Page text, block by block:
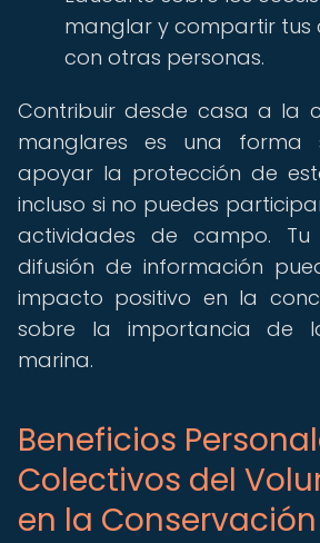
manglar y compartir tus
con otras personas.
Contribuir desde casa a la
manglares es una forma
apoyar la protección de
incluso si no puedes
actividades de campo.
difusión de información
impacto positivo en la
sobre la importancia de
marina.
Beneficios
Colectivos del
en la